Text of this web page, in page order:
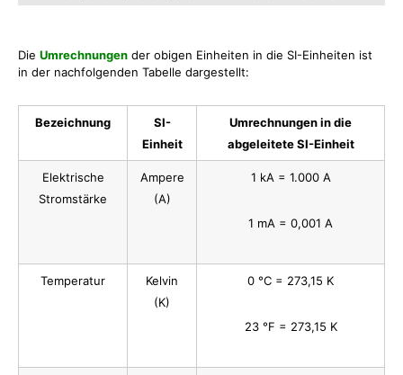
Die Umrechnungen der obigen Einheiten in die SI-Einheiten ist
in der nachfolgenden Tabelle dargestellt:
Bezeichnung
SI-
Einheit
Umrechnungen in die
abgeleitete SI-Einheit
Elektrische
Stromstärke
Ampere
(A)
1 kA = 1.000 A
1 mA = 0,001 A
Temperatur
Kelvin
(K)
0 °C = 273,15 K
23 °F = 273,15 K